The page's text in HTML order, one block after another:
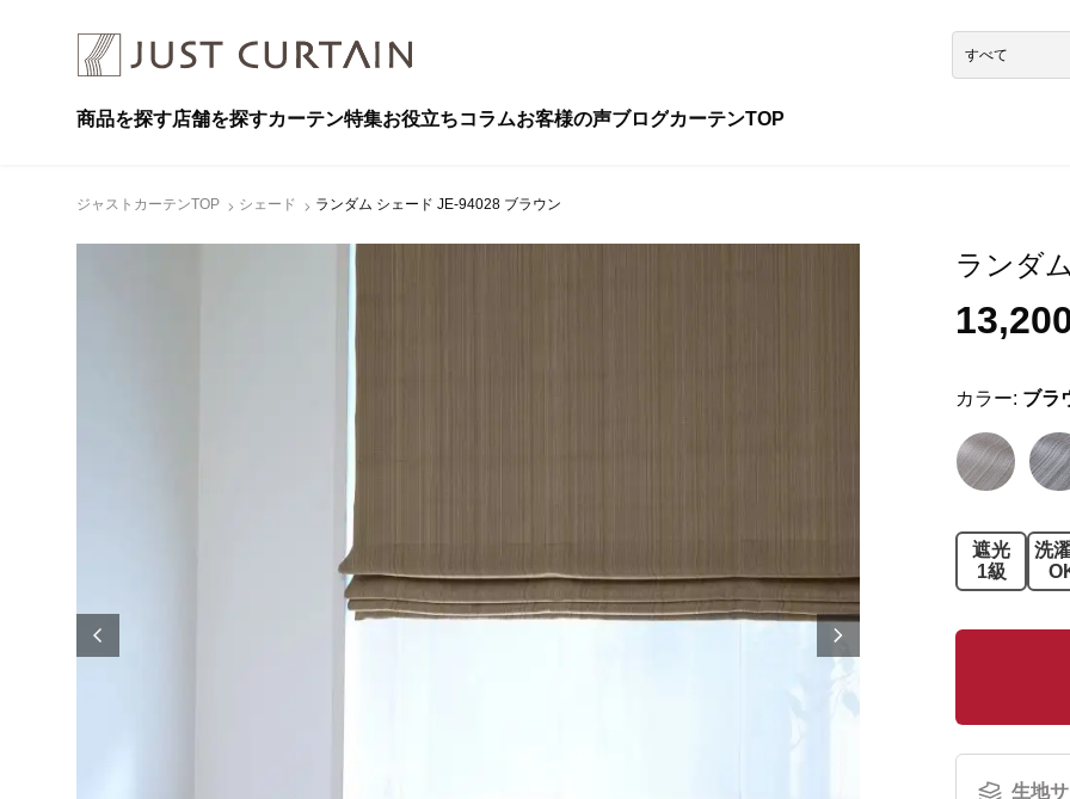
商品を探す店舗を探すカーテン特集お役立ちコラムお客様の声ブログカーテンTOP
ジャストカーテンTOP シェード ランダム シェード JE-94028 ブラウン
ランダ
カラー: ブラ
遮光
1級
洗
生地